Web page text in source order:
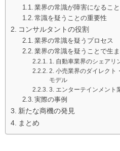
業界の常識が障害になるこ
常識を疑うことの重要性
コンサルタントの役割
業界の常識を疑うプロセス
業界の常識を疑うことで生
1. 自動車業界のシェアリ
2. 小売業界のダイレクト
モデル
3. エンターテインメント
実際の事例
新たな商機の発見
まとめ